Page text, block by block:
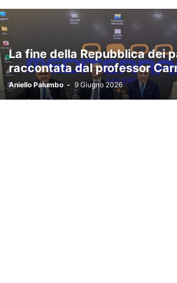
La fine della Repubblica dei
raccontata dal professor
Aniello Palumbo - 9 Giugno 2026